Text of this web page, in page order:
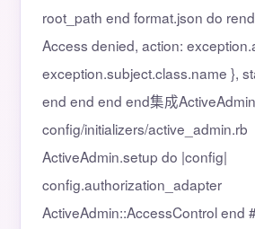
root_path end format.json do
Access denied, action:
exception.subject.class.name },
end end end end集成
config/initializers/active_admin.rb
ActiveAdmin.setup do |config|
config.authorization_adapter
ActiveAdmin::AccessControl end